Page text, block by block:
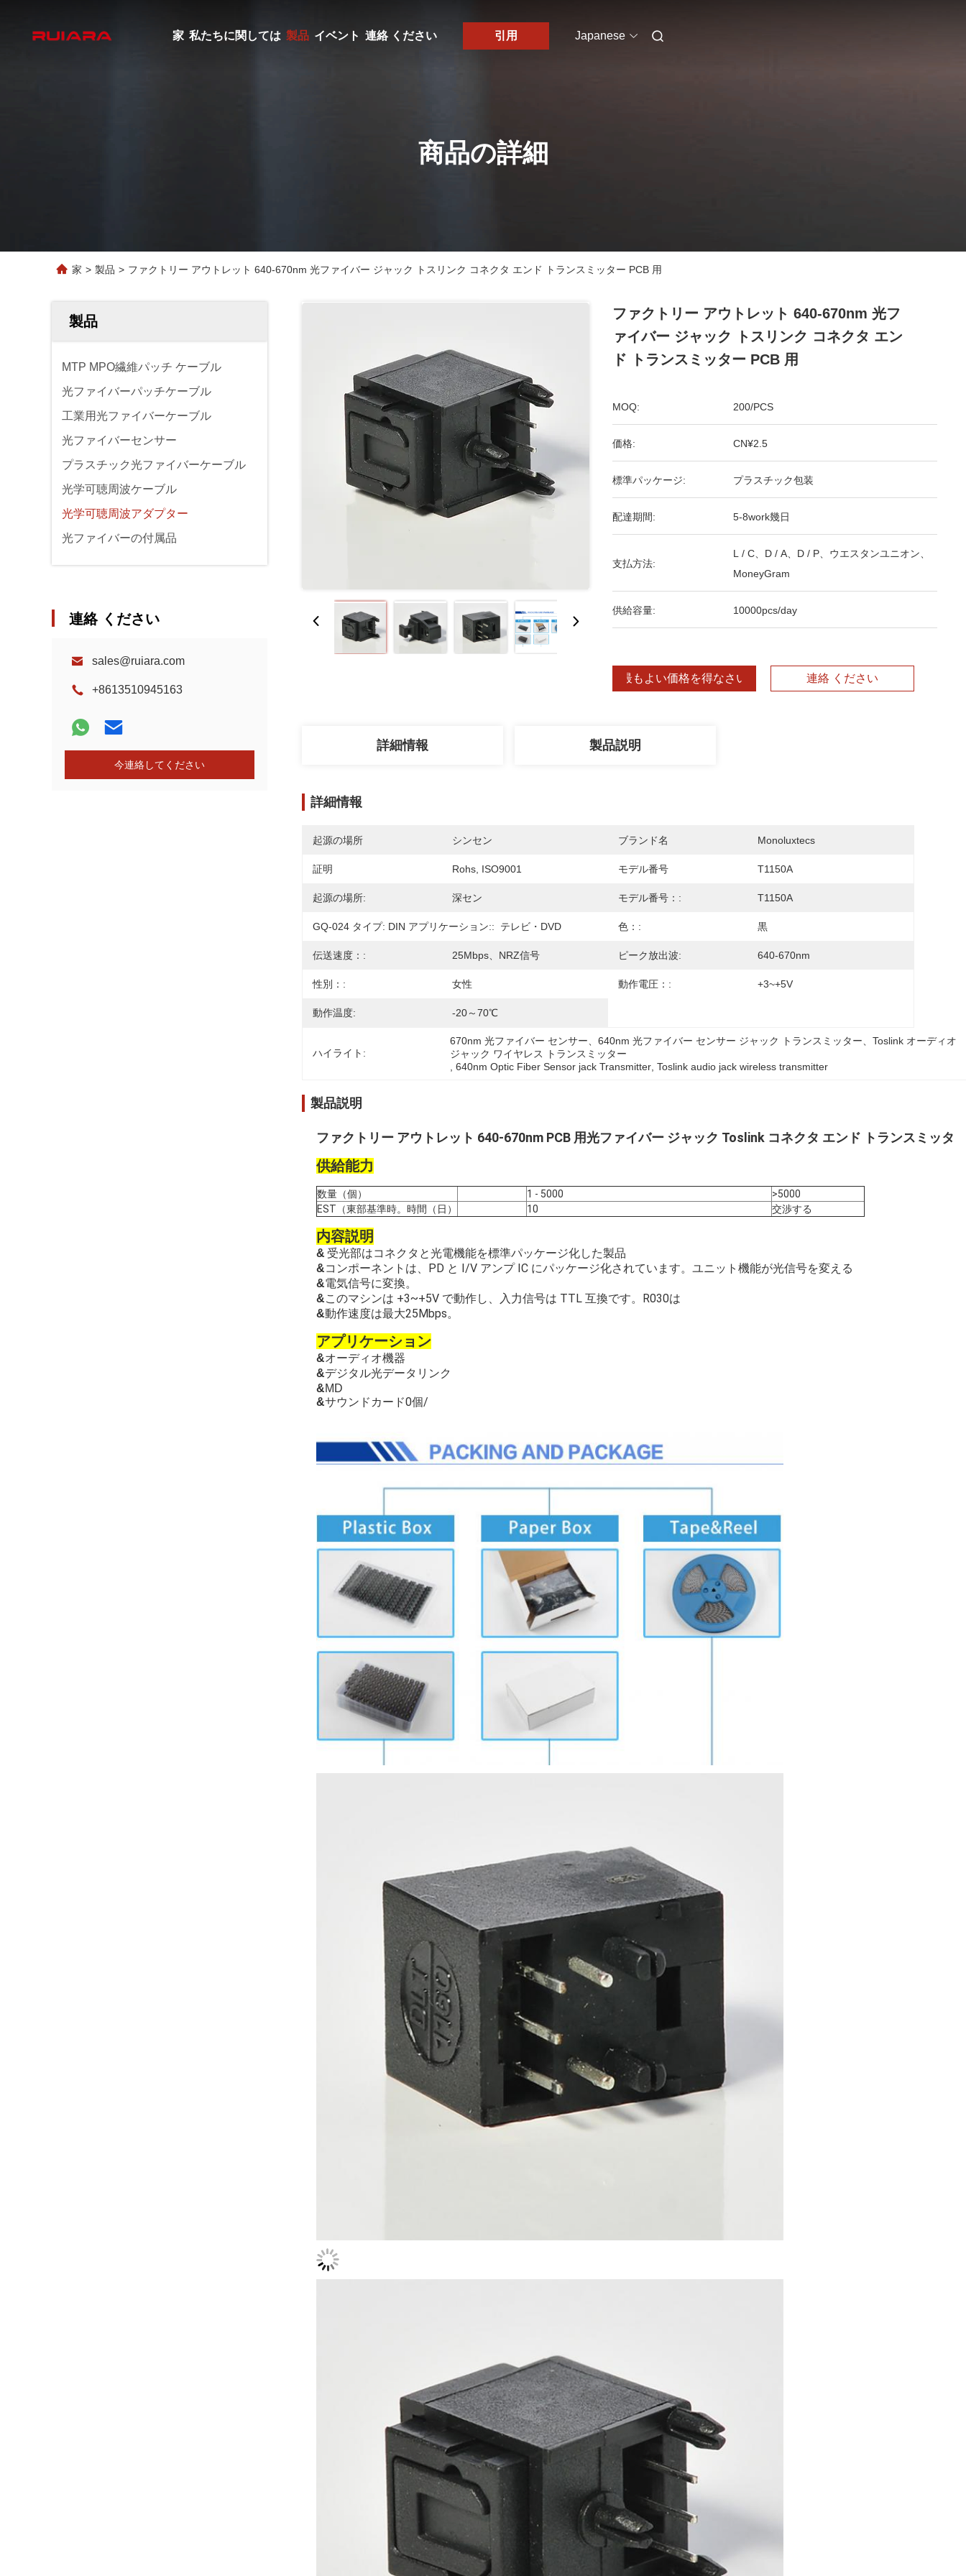
家 私たちに関しては 製品 イベント 連絡 ください 引用 Japanese
商品の詳細
家 > 製品 > ファクトリー アウトレット 640-670nm 光ファイバー ジャック トスリンク コネクタ エンド トランスミッター PCB 用
製品
MTP MPO繊維パッチ ケーブル
光ファイバーパッチケーブル
工業用光ファイバーケーブル
光ファイバーセンサー
プラスチック光ファイバーケーブル
光学可聴周波ケーブル
光学可聴周波アダプター
光ファイバーの付属品
連絡 ください
sales@ruiara.com
+8613510945163
今連絡してください
ファクトリー アウトレット 640-670nm 光フ
ァイバー ジャック トスリンク コネクタ エン
ド トランスミッター PCB 用
MOQ: 200/PCS
価格: CN¥2.5
標準パッケージ: プラスチック包装
配達期間: 5-8work幾日
支払方法:
L / C、D / A、D / P、ウエスタンユニオン、
MoneyGram
供給容量: 10000pcs/day
最もよい価格を得なさい 連絡 ください
詳細情報 製品説明
詳細情報
起源の場所 シンセン ブランド名 Monoluxtecs
証明 Rohs, ISO9001 モデル番号 T1150A
起源の場所: 深セン モデル番号：: T1150A
GQ-024 タイプ: DIN アプリケーション:: テレビ・DVD 色：: 黒
伝送速度：: 25Mbps、NRZ信号 ピーク放出波: 640-670nm
性別：: 女性 動作電圧：: +3~+5V
動作温度: -20～70℃
ハイライト:
670nm 光ファイバー センサー、640nm 光ファイバー センサー ジャック トランスミッター、Toslink オーディオ
ジャック ワイヤレス トランスミッター
640nm Optic Fiber Sensor jack Transmitter, Toslink audio jack wireless transmitter
製品説明
ファクトリー アウトレット 640-670nm PCB 用光ファイバー ジャック Toslink コネクタ エンド トランスミッタ
供給能力
数量（個） 1 - 5000
>5000
EST（東部基準時。時間（日）
10 交渉する
内容説明
& 受光部はコネクタと光電機能を標準パッケージ化した製品
&コンポーネントは、PD と I/V アンプ IC にパッケージ化されています。ユニット機能が光信号を変える
&電気信号に変換。
&このマシンは +3~+5V で動作し、入力信号は TTL 互換です。R030は
&動作速度は最大25Mbps。
アプリケーション
&オーディオ機器
&デジタル光データリンク
&MD
&サウンドカード0個/